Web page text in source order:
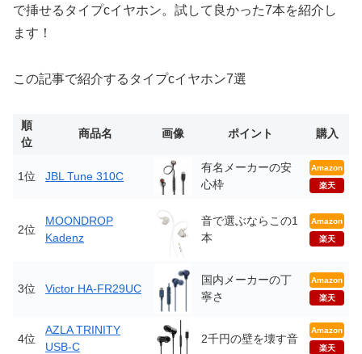
で挿せるタイプcイヤホン。試して良かった7本を紹介し
ます！
この記事で紹介するタイプcイヤホン7選
順
位
商品名 画像 ポイント 購入
1位 JBL Tune 310C
有名メーカーの安
心枠
Amazon
楽天
2位
MOONDROP
Kadenz
音で選ぶならこの1
本
Amazon
楽天
3位 Victor HA-FR29UC
国内メーカーの丁
寧さ
Amazon
楽天
4位
AZLA TRINITY
USB-C
2千円の壁を壊す音
Amazon
楽天